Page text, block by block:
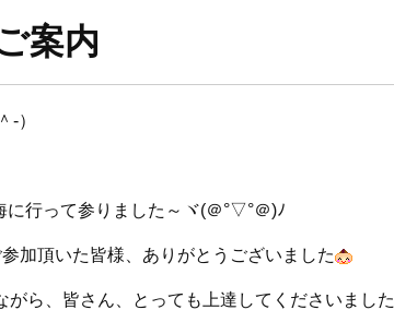
案内
）
に行って参りました～ヾ(＠°▽°＠)ﾉ
加頂いた皆様、ありがとうございました
がら、皆さん、とっても上達してくださいました